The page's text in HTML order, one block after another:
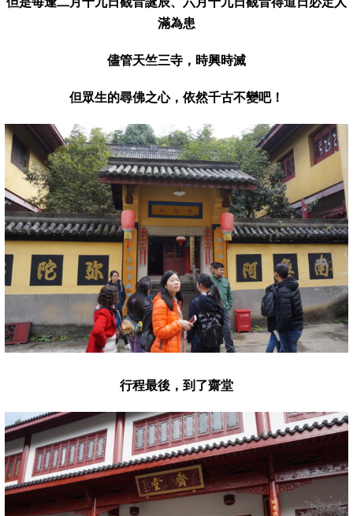
滿為患
儘管天竺三寺，時興時滅
但眾生的尋佛之心，依然千古不變吧！
行程最後，到了齋堂